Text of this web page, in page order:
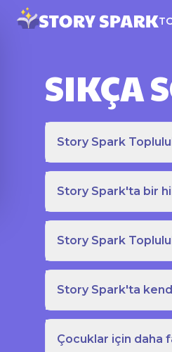
SIKÇA
Story Spark
Story Spark'ta bir
Story Spark
Story Spark'ta
Çocuklar için daha